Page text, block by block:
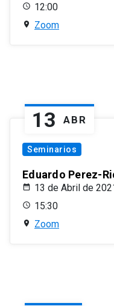
12:00
Zoom
13 ABR
Seminarios
Eduardo Perez-
13 de Abril de
15:30
Zoom